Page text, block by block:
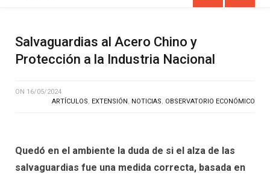
Salvaguardias al Acero Chino y
Protección a la Industria Nacional
ON 16/05/2024
ARTÍCULOS, EXTENSIÓN, NOTICIAS, OBSERVATORIO ECONÓMICO
Quedó en el ambiente la duda de si el alza de las
salvaguardias fue una medida correcta, basada en